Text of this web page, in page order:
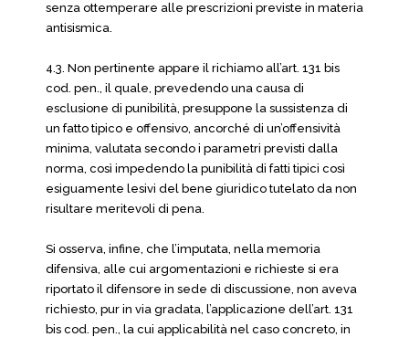
senza ottemperare alle prescrizioni previste in materia
antisismica.
4.3. Non pertinente appare il richiamo all’art. 131 bis
cod. pen., il quale, prevedendo una causa di
esclusione di punibilità, presuppone la sussistenza di
un fatto tipico e offensivo, ancorché di un’offensività
minima, valutata secondo i parametri previsti dalla
norma, così impedendo la punibilità di fatti tipici così
esiguamente lesivi del bene giuridico tutelato da non
risultare meritevoli di pena.
Si osserva, infine, che l’imputata, nella memoria
difensiva, alle cui argomentazioni e richieste si era
riportato il difensore in sede di discussione, non aveva
richiesto, pur in via gradata, l’applicazione dell’art. 131
bis cod. pen., la cui applicabilità nel caso concreto, in